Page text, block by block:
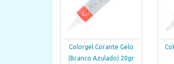
Colorgel Corante Gelo
(Branco Azulado) 20gr